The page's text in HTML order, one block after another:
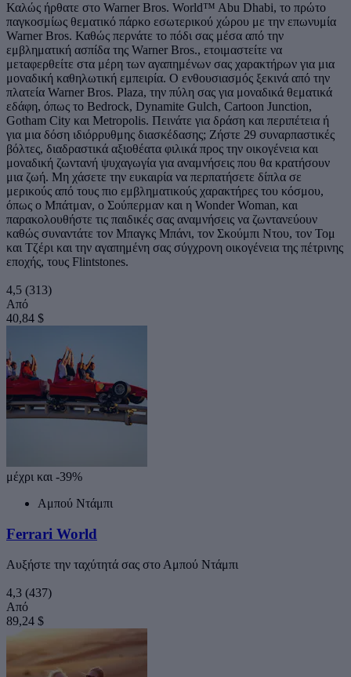
Καλώς ήρθατε στο Warner Bros. World™ Abu Dhabi, το πρώτο
παγκοσμίως θεματικό πάρκο εσωτερικού χώρου με την επωνυμία
Warner Bros. Καθώς περνάτε το πόδι σας μέσα από την
εμβληματική ασπίδα της Warner Bros., ετοιμαστείτε να
μεταφερθείτε στα μέρη των αγαπημένων σας χαρακτήρων για μια
μοναδική καθηλωτική εμπειρία. Ο ενθουσιασμός ξεκινά από την
πλατεία Warner Bros. Plaza, την πύλη σας για μοναδικά θεματικά
εδάφη, όπως το Bedrock, Dynamite Gulch, Cartoon Junction,
Gotham City και Metropolis. Πεινάτε για δράση και περιπέτεια ή
για μια δόση ιδιόρρυθμης διασκέδασης; Ζήστε 29 συναρπαστικές
βόλτες, διαδραστικά αξιοθέατα φιλικά προς την οικογένεια και
μοναδική ζωντανή ψυχαγωγία για αναμνήσεις που θα κρατήσουν
μια ζωή. Μη χάσετε την ευκαιρία να περπατήσετε δίπλα σε
μερικούς από τους πιο εμβληματικούς χαρακτήρες του κόσμου,
όπως ο Μπάτμαν, ο Σούπερμαν και η Wonder Woman, και
παρακολουθήστε τις παιδικές σας αναμνήσεις να ζωντανεύουν
καθώς συναντάτε τον Μπαγκς Μπάνι, τον Σκούμπι Ντου, τον Τομ
και Τζέρι και την αγαπημένη σας σύγχρονη οικογένεια της πέτρινης
εποχής, τους Flintstones.
4,5 (313)
Από
40,84 $
μέχρι και -39%
Αμπού Ντάμπι
Ferrari World
Αυξήστε την ταχύτητά σας στο Αμπού Ντάμπι
4,3 (437)
Από
89,24 $